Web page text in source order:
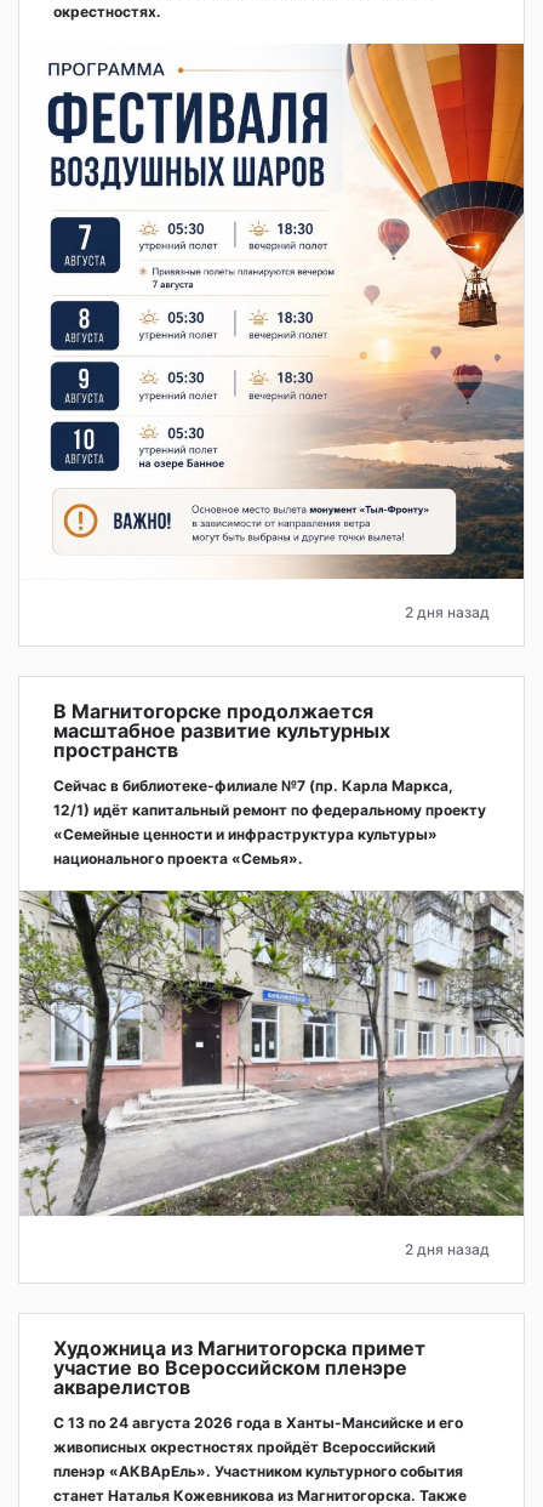
окрестностях.
2 дня назад
В Магнитогорске продолжается
масштабное развитие культурных
пространств
Сейчас в библиотеке-филиале №7 (пр. Карла Маркса,
12/1) идёт капитальный ремонт по федеральному проекту
«Семейные ценности и инфраструктура культуры»
национального проекта «Семья».
2 дня назад
Художница из Магнитогорска примет
участие во Всероссийском пленэре
акварелистов
С 13 по 24 августа 2026 года в Ханты-Мансийске и его
живописных окрестностях пройдёт Всероссийский
пленэр «АКВАрЕль». Участником культурного события
станет Наталья Кожевникова из Магнитогорска. Также